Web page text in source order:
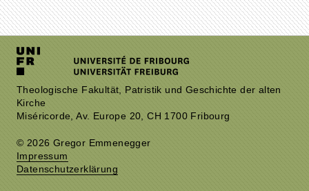
Theologische Fakultät, Patristik und Geschichte der alten
Kirche
Miséricorde, Av. Europe 20, CH 1700 Fribourg
© 2026 Gregor Emmenegger
Impressum
Datenschutzerklärung